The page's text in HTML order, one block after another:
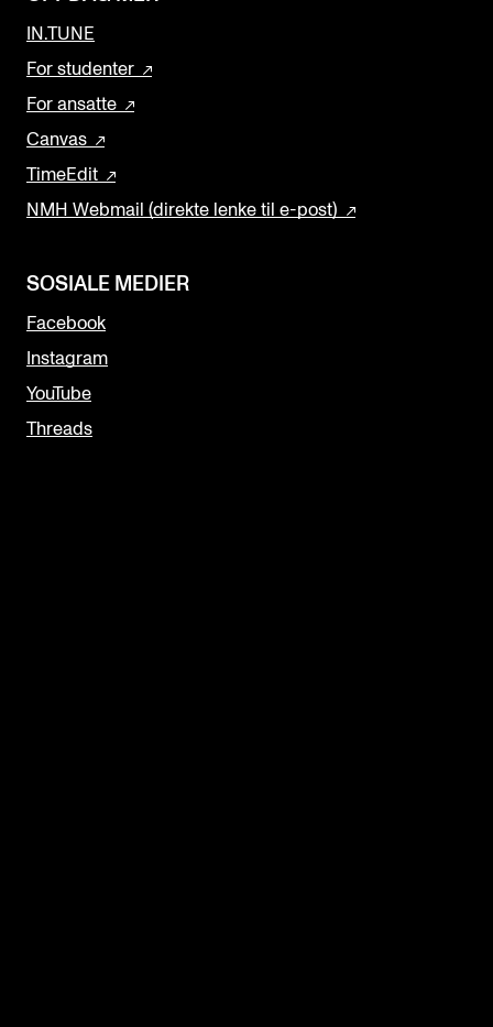
IN.TUNE
For studenter
For ansatte
Canvas
TimeEdit
NMH Webmail (direkte lenke til e-post)
SOSIALE MEDIER
Facebook
Instagram
YouTube
Threads